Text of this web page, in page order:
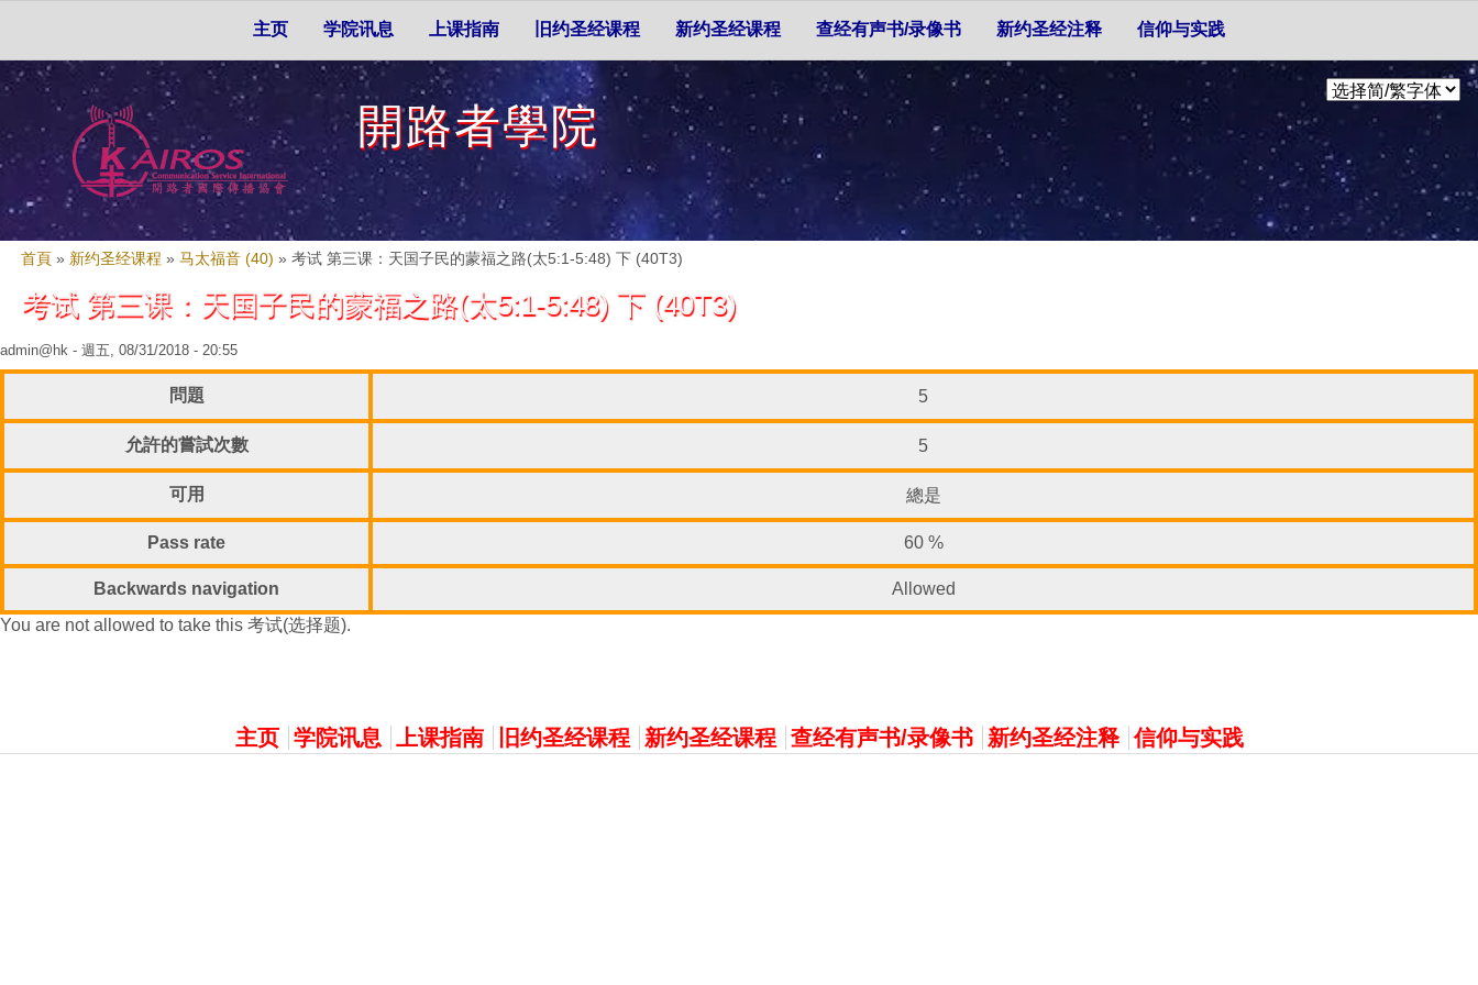
主页
学院讯息 上课指南 旧约圣经课程 新约圣经课程 查经有声书/录像书 新约圣经注释 信仰与实践
開路者學院
您在這裡
首頁 » 新约圣经课程 »马太福音 (40) »考试 第三课：天国子民的蒙福之路(太5:1-5:48) 下 (40T3)
考试 第三课：天国子民的蒙福之路(太5:1-5:48) 下 (40T3)
admin@hk - 週五, 08/31/2018 - 20:55
問題 5
允許的嘗試次數 5
可用 總是
Pass rate 60 %
Backwards navigation
Allowed
You are not allowed to take this 考试(选择题).
主页 学院讯息 上课指南 旧约圣经课程 新约圣经课程 查经有声书/录像书 新约圣经注释 信仰与实践